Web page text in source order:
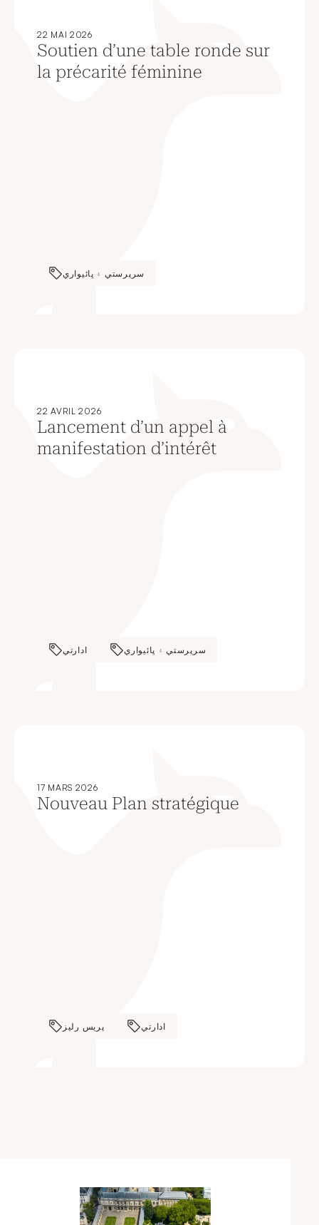
22 MAI 2026
Soutien d’une table ronde sur
la précarité féminine
سرپرستي ۽ ڀائيواري
22 AVRIL 2026
Lancement d’un appel à
manifestation d’intérêt
ادارتي سرپرستي ۽ ڀائيواري
17 MARS 2026
Nouveau Plan stratégique
پريس رليز ادارتي